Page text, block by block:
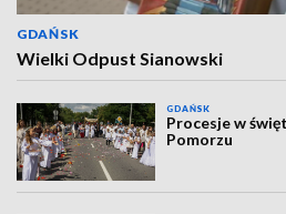
GDAŃSK
Wielki Odpust Sianowski
GDAŃSK
Procesje w
Pomorzu